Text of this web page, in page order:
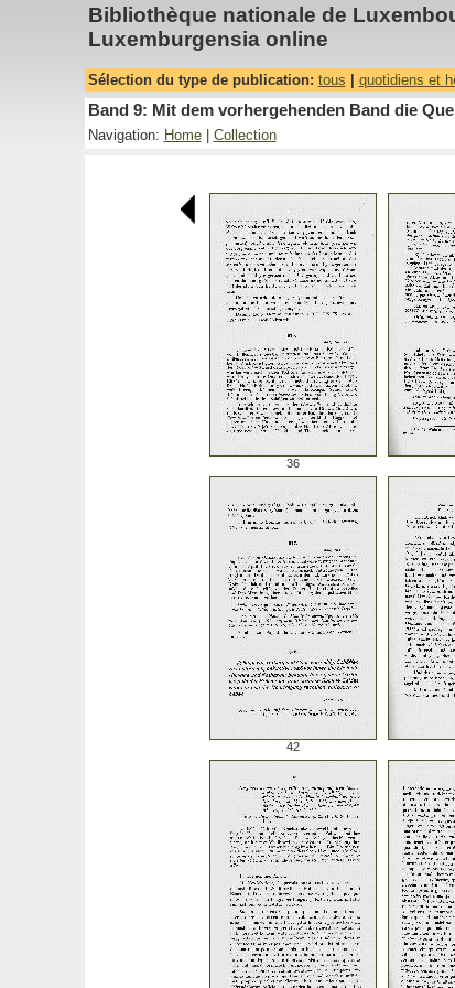
Bibliothèque nationale de
Luxemburgensia online
Sélection du type de publication: tous quotidiens et
Band 9: Mit dem vorhergehenden Band die
Navigation: Home| Collection
36
42